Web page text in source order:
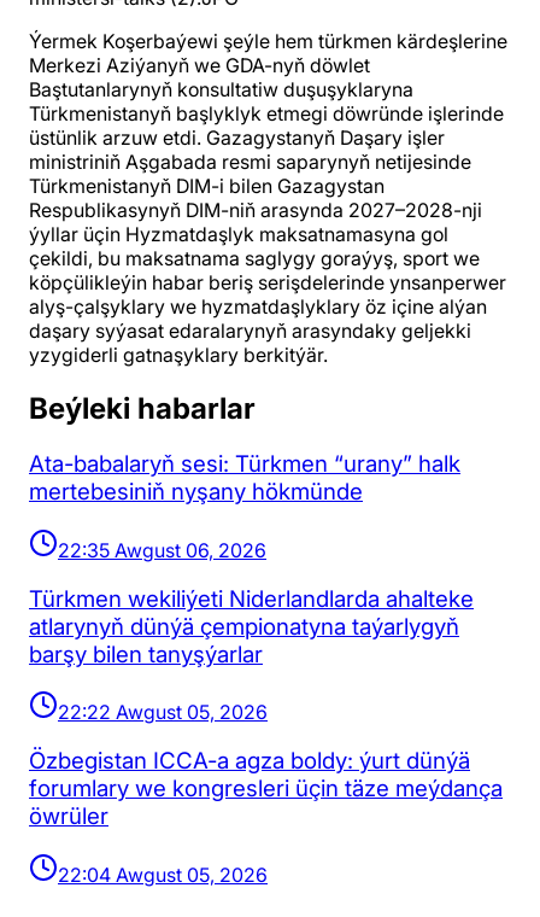
Ýermek Koşerbaýewi şeýle hem türkmen kärdeşlerine
Merkezi Aziýanyň we GDA-nyň döwlet
Baştutanlarynyň konsultatiw duşuşyklaryna
Türkmenistanyň başlyklyk etmegi döwründe işlerinde
üstünlik arzuw etdi. Gazagystanyň Daşary işler
ministriniň Aşgabada resmi saparynyň netijesinde
Türkmenistanyň DIM-i bilen Gazagystan
Respublikasynyň DIM-niň arasynda 2027–2028-nji
ýyllar üçin Hyzmatdaşlyk maksatnamasyna gol
çekildi, bu maksatnama saglygy goraýyş, sport we
köpçülikleýin habar beriş serişdelerinde ynsanperwer
alyş-çalşyklary we hyzmatdaşlyklary öz içine alýan
daşary syýasat edaralarynyň arasyndaky geljekki
yzygiderli gatnaşyklary berkitýär.
Beýleki habarlar
Ata-babalaryň sesi: Türkmen “urany” halk
mertebesiniň nyşany hökmünde
22:35 Awgust 06, 2026
Türkmen wekiliýeti Niderlandlarda ahalteke
atlarynyň dünýä çempionatyna taýarlygyň
barşy bilen tanyşýarlar
22:22 Awgust 05, 2026
Özbegistan ICCA-a agza boldy: ýurt dünýä
forumlary we kongresleri üçin täze meýdança
öwrüler
22:04 Awgust 05, 2026